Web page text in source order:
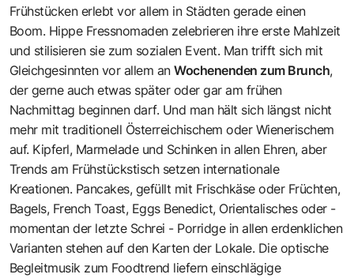
Frühstücken erlebt vor allem in Städten gerade einen
Boom. Hippe Fressnomaden zelebrieren ihre erste Mahlzeit
und stilisieren sie zum sozialen Event. Man trifft sich mit
Gleichgesinnten vor allem anWochenenden zum Brunch,
der gerne auch etwas später oder gar am frühen
Nachmittag beginnen darf. Und man hält sich längst nicht
mehr mit traditionell Österreichischem oder Wienerischem
auf. Kipferl, Marmelade und Schinken in allen Ehren, aber
Trends am Frühstückstisch setzen internationale
Kreationen. Pancakes, gefüllt mit Frischkäse oder Früchten,
Bagels, French Toast, Eggs Benedict, Orientalisches oder -
momentan der letzte Schrei - Porridge in allen erdenklichen
Varianten stehen auf den Karten der Lokale. Die optische
Begleitmusik zum Foodtrend liefern einschlägige